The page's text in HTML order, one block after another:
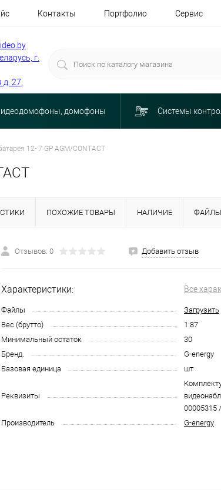
Контакты Портфолио Сервис
г.
27,
домофоны Системы
12- 7 GP AGM/CONTACT
ПОХОЖИЕ ТОВАРЫ НАЛИЧИЕ ФАЙЛЫ
Отзывов: 0 Добавить отзыв
Характеристики: Все
Файлы
Загрузить
Вес (брутто)
1.87
Минимальный остаток
30
Бренд.
G-energy
Базовая единица
шт
Реквизиты
00005315
Производитель
G-energy